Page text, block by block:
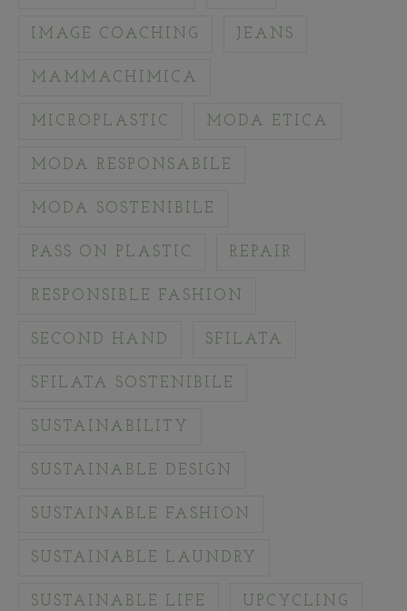
IMAGE COACHING JEANS
MAMMACHIMICA
MICROPLASTIC MODA ETICA
MODA RESPONSABILE
MODA SOSTENIBILE
PASS ON PLASTIC REPAIR
RESPONSIBLE FASHION
SECOND HAND SFILATA
SFILATA SOSTENIBILE
SUSTAINABILITY
SUSTAINABLE DESIGN
SUSTAINABLE FASHION
SUSTAINABLE LAUNDRY
SUSTAINABLE LIFE UPCYCLING